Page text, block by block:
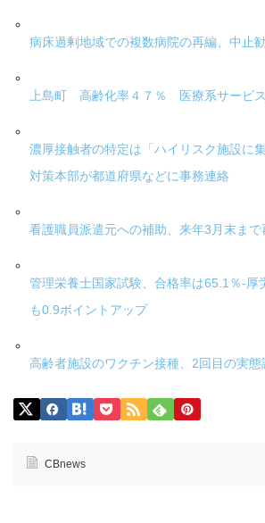
病床過剰地域での複数病院の再編、中止
上島町 高齢化率４７％ 医療系サービ
濃厚接触者の特定は「ハイリスク施設に
対策本部が都道府県などに事務連絡
看護職員派遣元への補助、来年3月末ま
管理栄養士国家試験、合格率は65.1％-厚
も0.9ポイントアップ
高齢者施設のワクチン接種、2回目の実
CBnews